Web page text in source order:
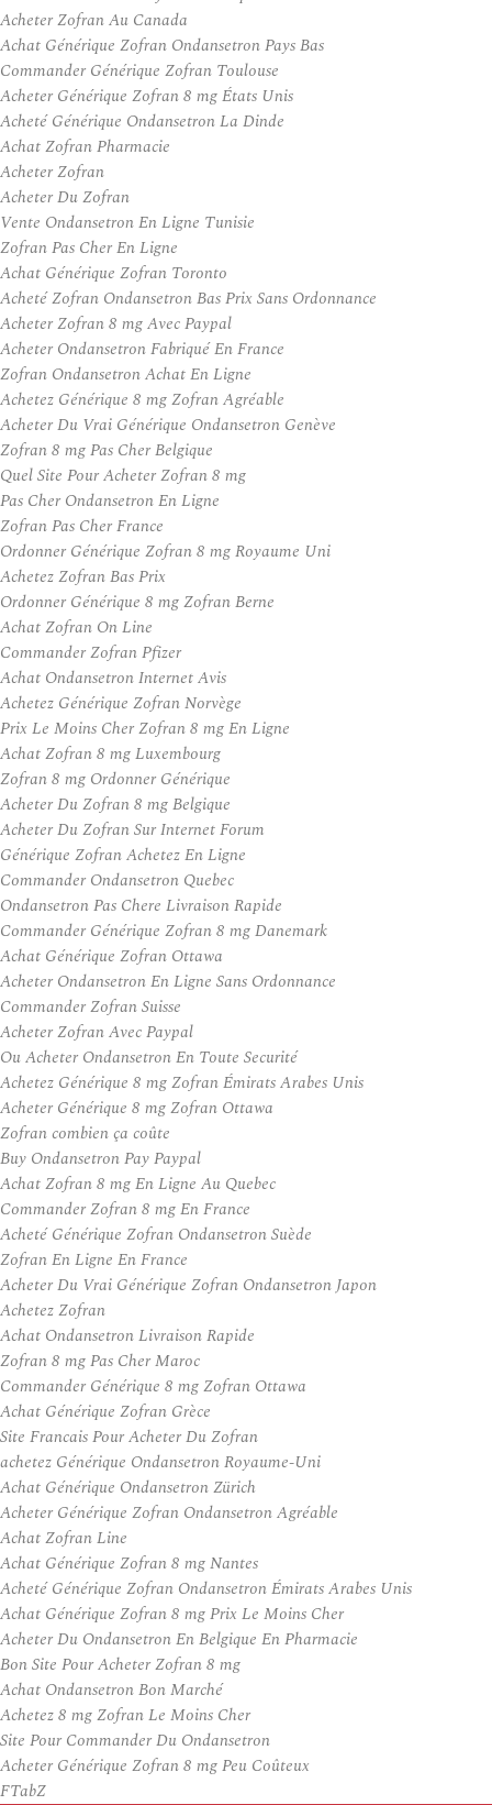
Acheter Zofran Au Canada
Achat Générique Zofran Ondansetron Pays Bas
Commander Générique Zofran Toulouse
Acheter Générique Zofran 8 mg États Unis
Acheté Générique Ondansetron La Dinde
Achat Zofran Pharmacie
Acheter Zofran
Acheter Du Zofran
Vente Ondansetron En Ligne Tunisie
Zofran Pas Cher En Ligne
Achat Générique Zofran Toronto
Acheté Zofran Ondansetron Bas Prix Sans Ordonnance
Acheter Zofran 8 mg Avec Paypal
Acheter Ondansetron Fabriqué En France
Zofran Ondansetron Achat En Ligne
Achetez Générique 8 mg Zofran Agréable
Acheter Du Vrai Générique Ondansetron Genève
Zofran 8 mg Pas Cher Belgique
Quel Site Pour Acheter Zofran 8 mg
Pas Cher Ondansetron En Ligne
Zofran Pas Cher France
Ordonner Générique Zofran 8 mg Royaume Uni
Achetez Zofran Bas Prix
Ordonner Générique 8 mg Zofran Berne
Achat Zofran On Line
Commander Zofran Pfizer
Achat Ondansetron Internet Avis
Achetez Générique Zofran Norvège
Prix Le Moins Cher Zofran 8 mg En Ligne
Achat Zofran 8 mg Luxembourg
Zofran 8 mg Ordonner Générique
Acheter Du Zofran 8 mg Belgique
Acheter Du Zofran Sur Internet Forum
Générique Zofran Achetez En Ligne
Commander Ondansetron Quebec
Ondansetron Pas Chere Livraison Rapide
Commander Générique Zofran 8 mg Danemark
Achat Générique Zofran Ottawa
Acheter Ondansetron En Ligne Sans Ordonnance
Commander Zofran Suisse
Acheter Zofran Avec Paypal
Ou Acheter Ondansetron En Toute Securité
Achetez Générique 8 mg Zofran Émirats Arabes Unis
Acheter Générique 8 mg Zofran Ottawa
Zofran combien ça coûte
Buy Ondansetron Pay Paypal
Achat Zofran 8 mg En Ligne Au Quebec
Commander Zofran 8 mg En France
Acheté Générique Zofran Ondansetron Suède
Zofran En Ligne En France
Acheter Du Vrai Générique Zofran Ondansetron Japon
Achetez Zofran
Achat Ondansetron Livraison Rapide
Zofran 8 mg Pas Cher Maroc
Commander Générique 8 mg Zofran Ottawa
Achat Générique Zofran Grèce
Site Francais Pour Acheter Du Zofran
achetez Générique Ondansetron Royaume-Uni
Achat Générique Ondansetron Zürich
Acheter Générique Zofran Ondansetron Agréable
Achat Zofran Line
Achat Générique Zofran 8 mg Nantes
Acheté Générique Zofran Ondansetron Émirats Arabes Unis
Achat Générique Zofran 8 mg Prix Le Moins Cher
Acheter Du Ondansetron En Belgique En Pharmacie
Bon Site Pour Acheter Zofran 8 mg
Achat Ondansetron Bon Marché
Achetez 8 mg Zofran Le Moins Cher
Site Pour Commander Du Ondansetron
Acheter Générique Zofran 8 mg Peu Coûteux
FTabZ